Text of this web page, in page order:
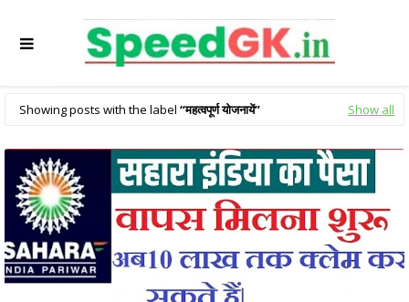
Showing posts with the label महत्वपूर्ण योजनायें Show all